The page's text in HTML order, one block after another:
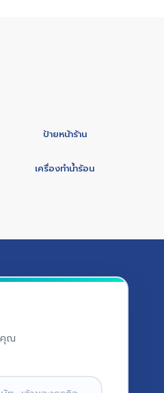
ป้ายหน้าร้าน
เครื่องทำน้ำร้อน
คุณ